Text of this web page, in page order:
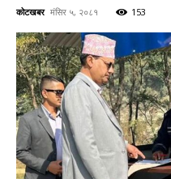
कोटखबर मंसिर ५, २०८१ 153